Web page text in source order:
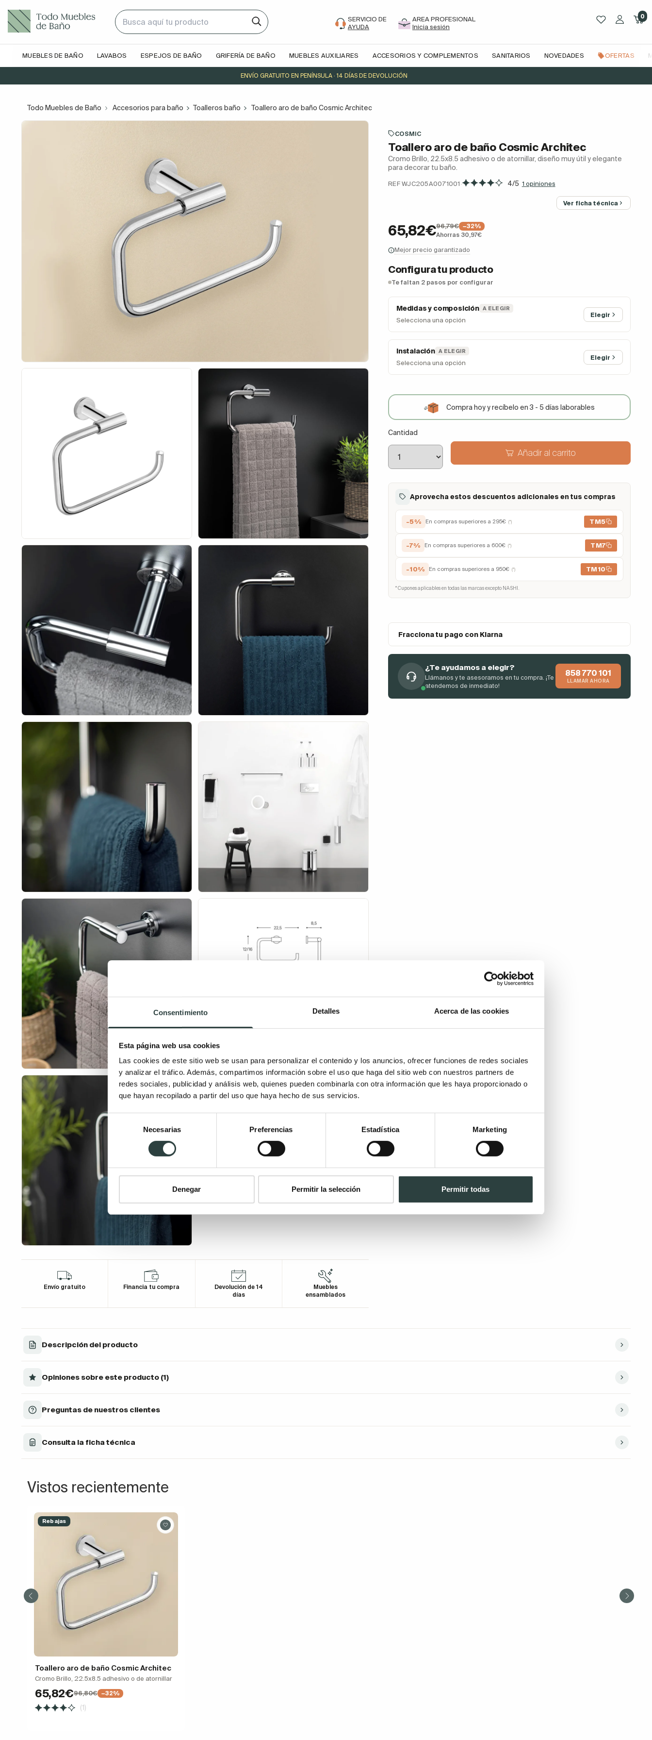
Consentimiento Detalles Acerca de las cookies
Esta página web usa cookies
Las cookies de este sitio web se usan para personalizar el contenido y los anuncios, ofrecer funciones de redes sociales
y analizar el tráfico. Además, compartimos información sobre el uso que haga del sitio web con nuestros partners de
redes sociales, publicidad y análisis web, quienes pueden combinarla con otra información que les haya proporcionado o
que hayan recopilado a partir del uso que haya hecho de sus servicios.
Selección
consentimiento
Necesarias Preferencias Estadística Marketing
Denegar Permitir la selección Permitir todas
SERVICIO DE
AYUDA
AREA PROFESIONAL
Inicia sesión
0
MUEBLES DE BAÑO LAVABOS ESPEJOS DE BAÑO GRIFERÍA DE BAÑO MUEBLES AUXILIARES ACCESORIOS Y COMPLEMENTOS SANITARIOS NOVEDADES OFERTAS
ENVÍO GRATUITO EN PENÍNSULA · 14 DÍAS DE DEVOLUCIÓN
Todo Muebles de Baño Accesorios para baño Toalleros baño Toallero aro de baño Cosmic Architec
Envío gratuito Financia tu compra
Devolución de 14
días
Muebles
ensamblados
COSMIC
Toallero aro de baño Cosmic Architec
Cromo Brillo, 22.5x8.5 adhesivo o de atornillar, diseño muy útil y elegante
para decorar tu baño.
REF WJC205A0071001 · 4/5 1 opiniones
Ver ficha técnica
65,82€96,79€
−32%
Ahorras 30,97€
Mejor precio garantizado
Configura tu producto
Te faltan 2 pasos por configurar
Medidas y composición A ELEGIR
Selecciona una opción
Elegir
Instalación A ELEGIR
Selecciona una opción
Elegir
Compra hoy y recíbelo en 3 - 5 días laborables
Cantidad
Añadir al carrito
Aprovecha estos descuentos adicionales en tus compras
-5% En compras superiores a 295€ (*) TM5
-7% En compras superiores a 600€ (*) TM7
-10% En compras superiores a 950€ (*) TM10
* Cupones aplicables en todas las marcas excepto NASHI.
Fracciona tu pago con Klarna
¿Te ayudamos a elegir?
Llámanos y te asesoramos en tu compra. ¡Te
atendemos de inmediato!
858 770 101
LLAMAR AHORA
Descripción del producto
Opiniones sobre este producto (1)
Preguntas de nuestros clientes
Consulta la ficha técnica
Vistos recientemente
Rebajas
Toallero aro de baño Cosmic Architec
Cromo Brillo, 22.5x8.5 adhesivo o de atornillar
65,82€96,80€ −32%
(1)